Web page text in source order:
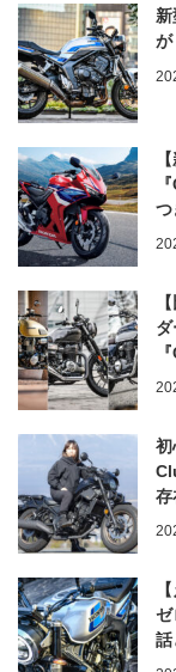
が
つ
初
存
ゼ
話